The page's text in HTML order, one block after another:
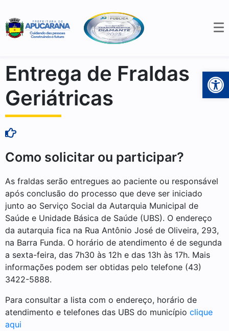
Entrega de Fraldas
Geriátricas
Como solicitar ou participar?
As fraldas serão entregues ao paciente ou responsável
após conclusão do processo que deve ser iniciado
junto ao Serviço Social da Autarquia Municipal de
Saúde e Unidade Básica de Saúde (UBS). O endereço
da autarquia fica na Rua Antônio José de Oliveira, 293,
na Barra Funda. O horário de atendimento é de segunda
a sexta-feira, das 7h30 às 12h e das 13h às 17h. Mais
informações podem ser obtidas pelo telefone (43)
3422-5888.
Para consultar a lista com o endereço, horário de
atendimento e telefones das UBS do município clique
aqui